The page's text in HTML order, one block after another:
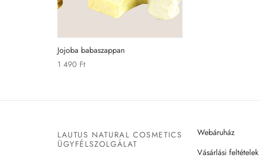
Jojoba babaszappan
1 490 Ft
LAUTUS NATURAL COSMETICS
ÜGYFÉLSZOLGÁLAT
Webáruház
Vásárlási feltételek